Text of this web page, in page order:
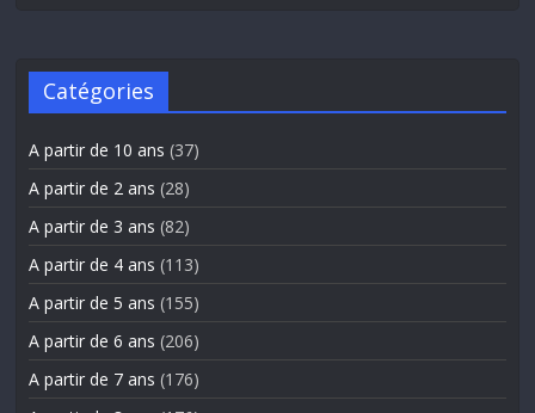
Catégories
A partir de 10 ans (37)
A partir de 2 ans (28)
A partir de 3 ans (82)
A partir de 4 ans (113)
A partir de 5 ans (155)
A partir de 6 ans (206)
A partir de 7 ans (176)